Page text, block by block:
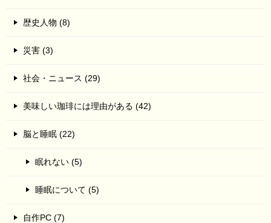
歴史人物 (8)
災害 (3)
社会・ニュース (29)
美味しい珈琲には理由がある (42)
脳と睡眠 (22)
眠れない (5)
睡眠について (5)
自作PC (7)